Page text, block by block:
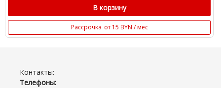
В корзину
Рассрочка от 15 BYN / мес
Контакты:
Телефоны: